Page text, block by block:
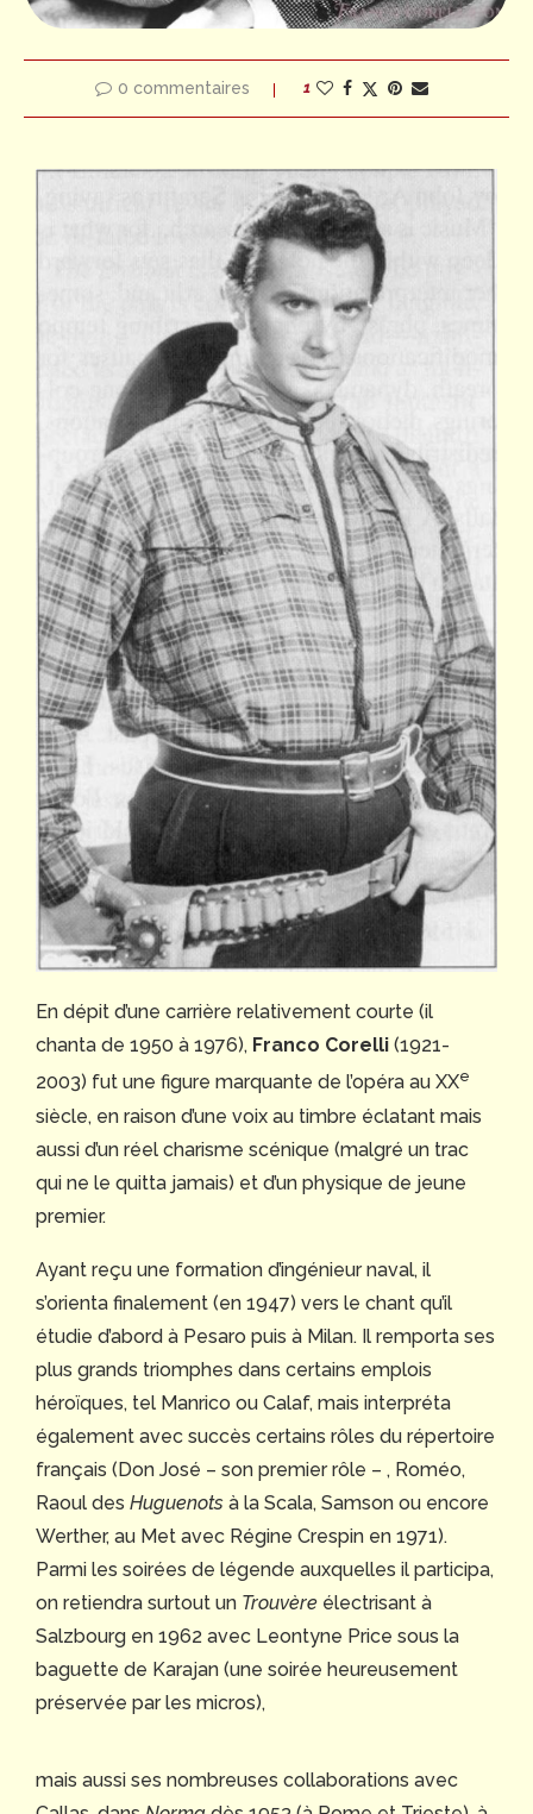
0 commentaires 1
En dépit d’une carrière relativement courte (il
chanta de 1950 à 1976), Franco Corelli (1921-
2003) fut une figure marquante de l’opéra au XXe
siècle, en raison d’une voix au timbre éclatant mais
aussi d’un réel charisme scénique (malgré un trac
qui ne le quitta jamais) et d’un physique de jeune
premier.
Ayant reçu une formation d’ingénieur naval, il
s’orienta finalement (en 1947) vers le chant qu’il
étudie d’abord à Pesaro puis à Milan. Il remporta ses
plus grands triomphes dans certains emplois
héroïques, tel Manrico ou Calaf, mais interpréta
également avec succès certains rôles du répertoire
français (Don José – son premier rôle – , Roméo,
Raoul des Huguenots à la Scala, Samson ou encore
Werther, au Met avec Régine Crespin en 1971).
Parmi les soirées de légende auxquelles il participa,
on retiendra surtout un Trouvère électrisant à
Salzbourg en 1962 avec Leontyne Price sous la
baguette de Karajan (une soirée heureusement
préservée par les micros),
mais aussi ses nombreuses collaborations avec